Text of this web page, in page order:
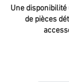
Une
de pièces